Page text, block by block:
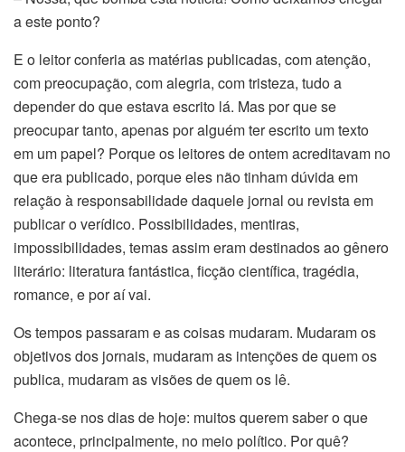
a este ponto?
E o leitor conferia as matérias publicadas, com atenção,
com preocupação, com alegria, com tristeza, tudo a
depender do que estava escrito lá. Mas por que se
preocupar tanto, apenas por alguém ter escrito um texto
em um papel? Porque os leitores de ontem acreditavam no
que era publicado, porque eles não tinham dúvida em
relação à responsabilidade daquele jornal ou revista em
publicar o verídico. Possibilidades, mentiras,
impossibilidades, temas assim eram destinados ao gênero
literário: literatura fantástica, ficção científica, tragédia,
romance, e por aí vai.
Os tempos passaram e as coisas mudaram. Mudaram os
objetivos dos jornais, mudaram as intenções de quem os
publica, mudaram as visões de quem os lê.
Chega-se nos dias de hoje: muitos querem saber o que
acontece, principalmente, no meio político. Por quê?